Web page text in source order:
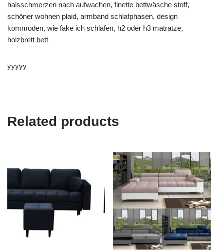
halsschmerzen nach aufwachen, finette bettwäsche stoff,
schöner wohnen plaid, armband schlafphasen, design
kommoden, wie fake ich schlafen, h2 oder h3 matratze,
holzbrett bett
yyyyy
Related products